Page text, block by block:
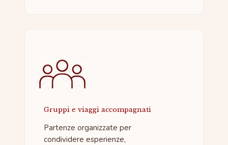
Gruppi e viaggi accompagnati
Partenze organizzate per
condividere esperienze,